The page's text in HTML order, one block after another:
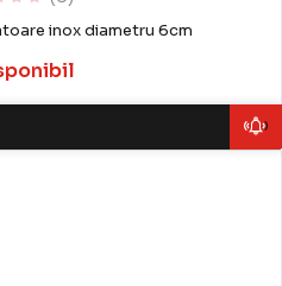
inox diametru 6cm